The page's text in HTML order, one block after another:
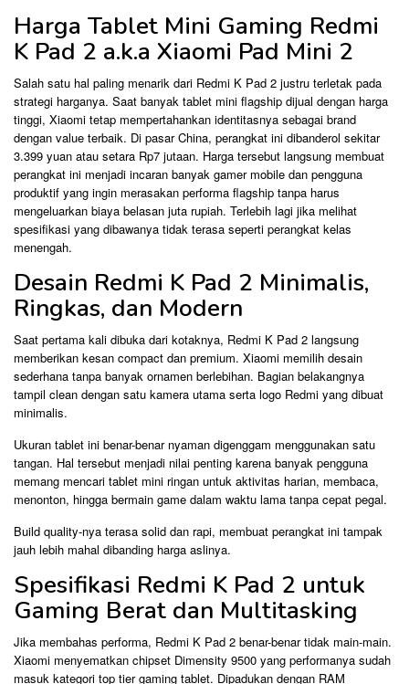
Harga Tablet Mini Gaming Redmi
K Pad 2 a.k.a Xiaomi Pad Mini 2
Salah satu hal paling menarik dari Redmi K Pad 2 justru terletak pada
strategi harganya. Saat banyak tablet mini flagship dijual dengan harga
tinggi, Xiaomi tetap mempertahankan identitasnya sebagai brand
dengan value terbaik. Di pasar China, perangkat ini dibanderol sekitar
3.399 yuan atau setara Rp7 jutaan. Harga tersebut langsung membuat
perangkat ini menjadi incaran banyak gamer mobile dan pengguna
produktif yang ingin merasakan performa flagship tanpa harus
mengeluarkan biaya belasan juta rupiah. Terlebih lagi jika melihat
spesifikasi yang dibawanya tidak terasa seperti perangkat kelas
menengah.
Desain Redmi K Pad 2 Minimalis,
Ringkas, dan Modern
Saat pertama kali dibuka dari kotaknya, Redmi K Pad 2 langsung
memberikan kesan compact dan premium. Xiaomi memilih desain
sederhana tanpa banyak ornamen berlebihan. Bagian belakangnya
tampil clean dengan satu kamera utama serta logo Redmi yang dibuat
minimalis.
Ukuran tablet ini benar-benar nyaman digenggam menggunakan satu
tangan. Hal tersebut menjadi nilai penting karena banyak pengguna
memang mencari tablet mini ringan untuk aktivitas harian, membaca,
menonton, hingga bermain game dalam waktu lama tanpa cepat pegal.
Build quality-nya terasa solid dan rapi, membuat perangkat ini tampak
jauh lebih mahal dibanding harga aslinya.
Spesifikasi Redmi K Pad 2 untuk
Gaming Berat dan Multitasking
Jika membahas performa, Redmi K Pad 2 benar-benar tidak main-main.
Xiaomi menyematkan chipset Dimensity 9500 yang performanya sudah
masuk kategori top tier gaming tablet. Dipadukan dengan RAM